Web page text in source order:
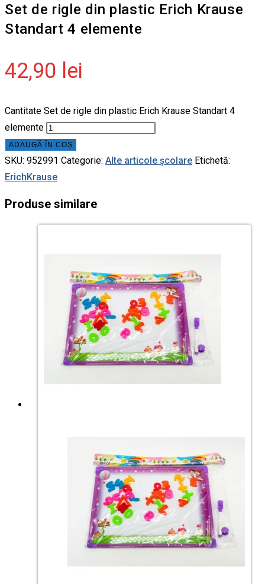
Set de rigle din plastic Erich Krause
Standart 4 elemente
42,90 lei
Cantitate Set de rigle din plastic Erich Krause Standart 4
elemente
ADAUGĂ ÎN COȘ
SKU: 952991 Categorie: Alte articole școlare Etichetă:
ErichKrause
Produse similare